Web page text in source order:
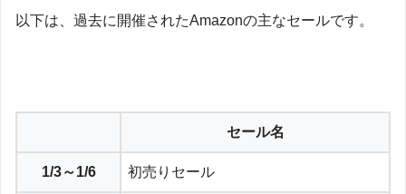
以下は、過去に開催されたAmazonの主なセールです。
セール名
1/3～1/6 初売りセール